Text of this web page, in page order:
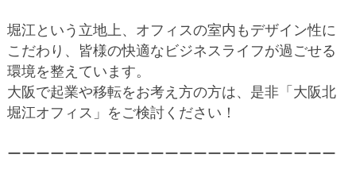
堀江という立地上、オフィスの室内もデザイン性に
こだわり、皆様の快適なビジネスライフが過ごせる
環境を整えています。
大阪で起業や移転をお考え方の方は、是非「大阪北
堀江オフィス」をご検討ください！
ーーーーーーーーーーーーーーーーーーーーーーー